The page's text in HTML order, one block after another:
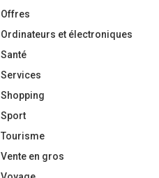
Offres
Ordinateurs et électroniques
Santé
Services
Shopping
Sport
Tourisme
Vente en gros